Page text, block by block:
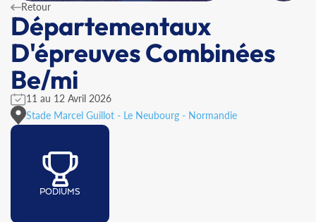
Retour
Départementaux
D'épreuves Combinées
Be/mi
11 au 12 Avril 2026
Stade Marcel Guillot - Le Neubourg - Normandie
PODIUMS